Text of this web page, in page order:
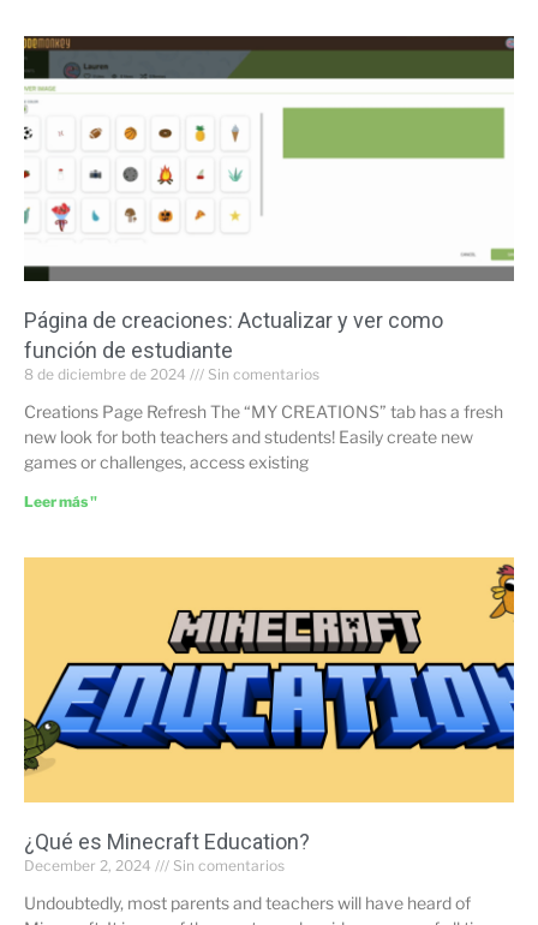
Página de creaciones: Actualizar y ver como
función de estudiante
8 de diciembre de 2024 Sin comentarios
Creations Page Refresh The “MY CREATIONS” tab has a fresh
new look for both teachers and students! Easily create new
games or challenges, access existing
Leer más "
¿Qué es Minecraft Education?
December 2, 2024 Sin comentarios
Undoubtedly, most parents and teachers will have heard of